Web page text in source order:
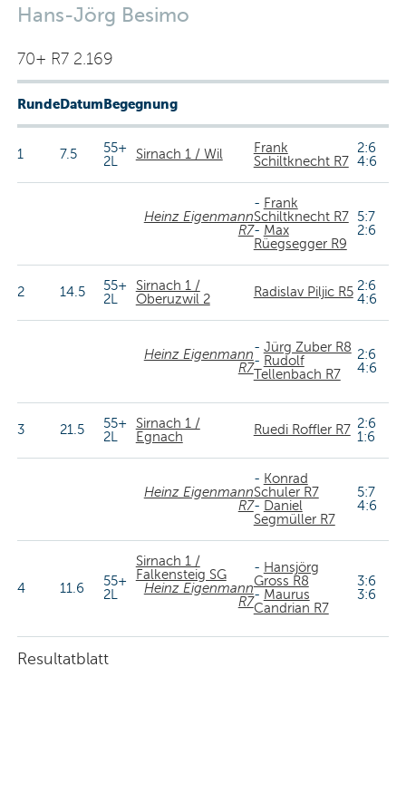
Hans-Jörg Besimo
70+ R7 2.169
RundeDatumBegegnung
1 7.5
55+
2L
Sirnach 1 / Wil
Frank
Schiltknecht R7
2:6
4:6
Heinz Eigenmann
R7
- Frank
Schiltknecht R7
- Max
Rüegsegger R9
5:7
2:6
2 14.5
55+
2L
Sirnach 1 /
Oberuzwil 2
Radislav Piljic R5 2:6
4:6
Heinz Eigenmann
R7
- Jürg Zuber R8
- Rudolf
Tellenbach R7
2:6
4:6
3 21.5
55+
2L
Sirnach 1 /
Egnach
Ruedi Roffler R7 2:6
1:6
Heinz Eigenmann
R7
- Konrad
Schuler R7
- Daniel
Segmüller R7
5:7
4:6
4 11.6
55+
2L
Sirnach 1 /
Falkensteig SG
Heinz Eigenmann
R7
- Hansjörg
Gross R8
- Maurus
Candrian R7
3:6
3:6
Resultatblatt